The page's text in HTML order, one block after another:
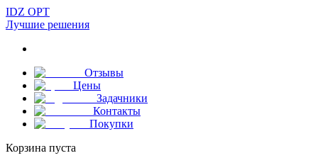
IDZ OPT
Лучшие решения
Отзывы
Цены
Задачники
Контакты
Покупки
Корзина пуста